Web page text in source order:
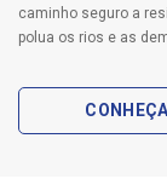
caminho seguro a
polua os rios e as
CONHEÇA